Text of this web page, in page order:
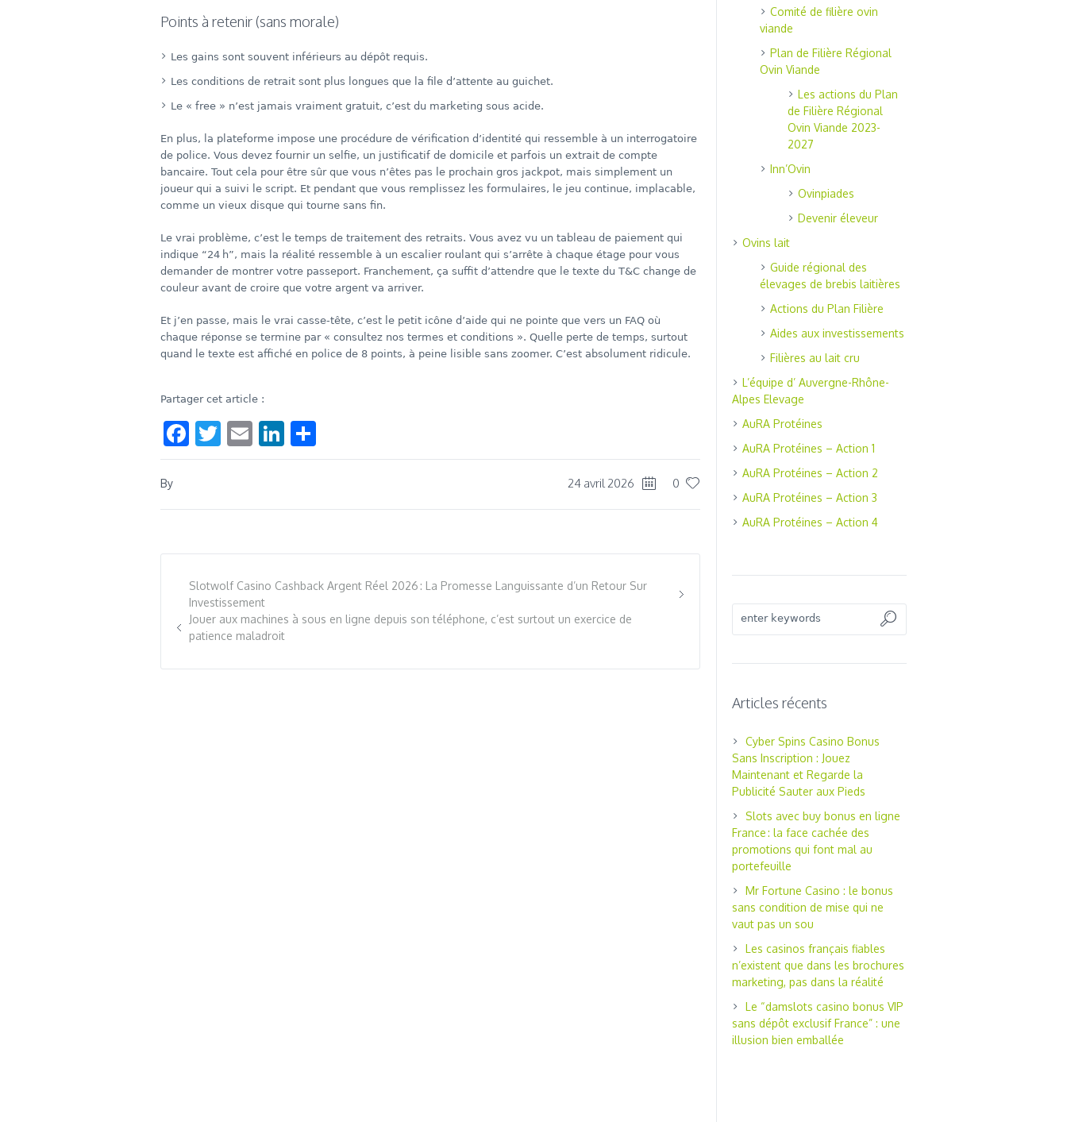
Points à retenir (sans morale)
Les gains sont souvent inférieurs au dépôt requis.
Les conditions de retrait sont plus longues que la file d’attente au guichet.
Le « free » n’est jamais vraiment gratuit, c’est du marketing sous acide.
En plus, la plateforme impose une procédure de vérification d’identité qui ressemble à un interrogatoire
de police. Vous devez fournir un selfie, un justificatif de domicile et parfois un extrait de compte
bancaire. Tout cela pour être sûr que vous n’êtes pas le prochain gros jackpot, mais simplement un
joueur qui a suivi le script. Et pendant que vous remplissez les formulaires, le jeu continue, implacable,
comme un vieux disque qui tourne sans fin.
Le vrai problème, c’est le temps de traitement des retraits. Vous avez vu un tableau de paiement qui
indique “24 h”, mais la réalité ressemble à un escalier roulant qui s’arrête à chaque étage pour vous
demander de montrer votre passeport. Franchement, ça suffit d’attendre que le texte du T&C change de
couleur avant de croire que votre argent va arriver.
Et j’en passe, mais le vrai casse‑tête, c’est le petit icône d’aide qui ne pointe que vers un FAQ où
chaque réponse se termine par « consultez nos termes et conditions ». Quelle perte de temps, surtout
quand le texte est affiché en police de 8 points, à peine lisible sans zoomer. C’est absolument ridicule.
Partager cet article :
Facebook
Twitter
EmailLinkedIn
24 avril 2026 0
By
Slotwolf Casino Cashback Argent Réel 2026 : La Promesse Languissante d’un Retour Sur
Investissement
Jouer aux machines à sous en ligne depuis son téléphone, c’est surtout un exercice de
patience maladroit
Comité de filière ovin
viande
Plan de Filière Régional
Ovin Viande
Les actions du Plan
de Filière Régional
Ovin Viande 2023-
2027
Inn’Ovin
Ovinpiades
Devenir éleveur
Ovins lait
Guide régional des
élevages de brebis laitières
Actions du Plan Filière
Aides aux investissements
Filières au lait cru
L’équipe d’ Auvergne-Rhône-
Alpes Elevage
AuRA Protéines
AuRA Protéines – Action 1
AuRA Protéines – Action 2
AuRA Protéines – Action 3
AuRA Protéines – Action 4
Articles récents
Cyber Spins Casino Bonus
Sans Inscription : Jouez
Maintenant et Regarde la
Publicité Sauter aux Pieds
Slots avec buy bonus en ligne
France : la face cachée des
promotions qui font mal au
portefeuille
Mr Fortune Casino : le bonus
sans condition de mise qui ne
vaut pas un sou
Les casinos français fiables
n’existent que dans les brochures
marketing, pas dans la réalité
Le “damslots casino bonus VIP
sans dépôt exclusif France” : une
illusion bien emballée